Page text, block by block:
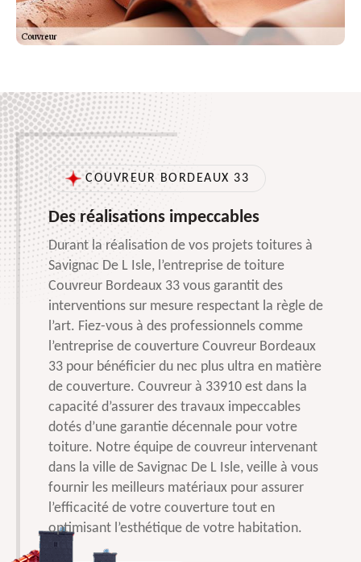
COUVREUR BORDEAUX 33
Des réalisations impeccables
Durant la réalisation de vos projets toitures à
Savignac De L Isle, l’entreprise de toiture
Couvreur Bordeaux 33 vous garantit des
interventions sur mesure respectant la règle de
l’art. Fiez-vous à des professionnels comme
l’entreprise de couverture Couvreur Bordeaux
33 pour bénéficier du nec plus ultra en matière
de couverture. Couvreur à 33910 est dans la
capacité d’assurer des travaux impeccables
dotés d’une garantie décennale pour votre
toiture. Notre équipe de couvreur intervenant
dans la ville de Savignac De L Isle, veille à vous
fournir les meilleurs matériaux pour assurer
l’efficacité de votre couverture tout en
optimisant l’esthétique de votre habitation.